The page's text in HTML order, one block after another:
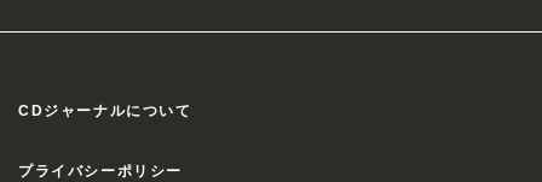
CDジャーナルについて
プライバシーポリシー